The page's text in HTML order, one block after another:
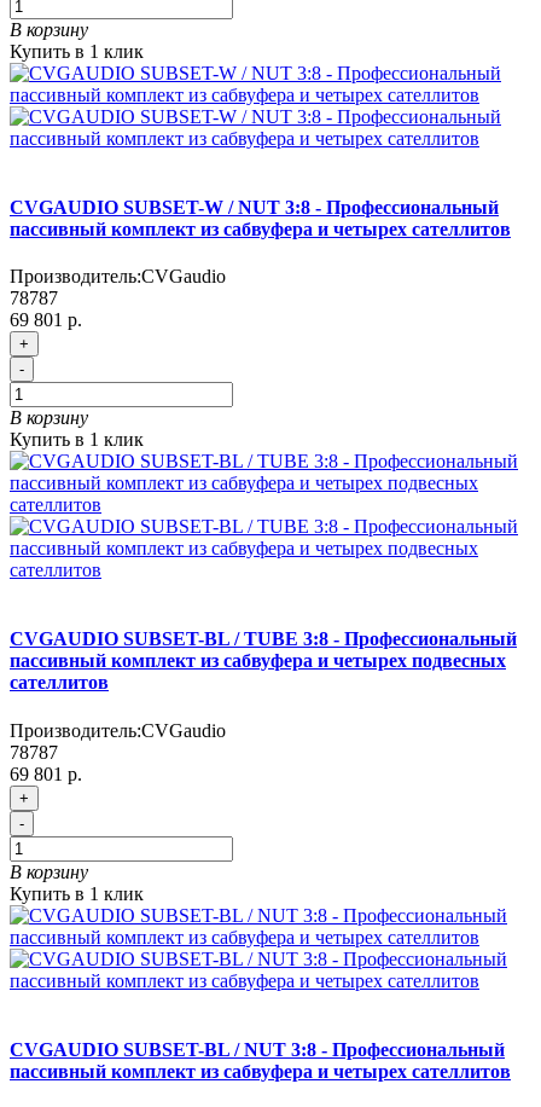
В корзину
Купить в 1 клик
CVGAUDIO SUBSET-W / NUT 3:8 - Профессиональный
пассивный комплект из сабвуфера и четырех сателлитов
Производитель:CVGaudio
78787
69 801 р.
+
-
В корзину
Купить в 1 клик
CVGAUDIO SUBSET-BL / TUBE 3:8 - Профессиональный
пассивный комплект из сабвуфера и четырех подвесных
сателлитов
Производитель:CVGaudio
78787
69 801 р.
+
-
В корзину
Купить в 1 клик
CVGAUDIO SUBSET-BL / NUT 3:8 - Профессиональный
пассивный комплект из сабвуфера и четырех сателлитов